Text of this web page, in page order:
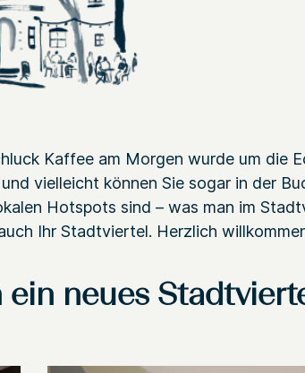
Kaffee am Morgen wurde um die
vielleicht können Sie sogar in der
Hotspots sind – was man im
Ihr Stadtviertel. Herzlich
ein neues